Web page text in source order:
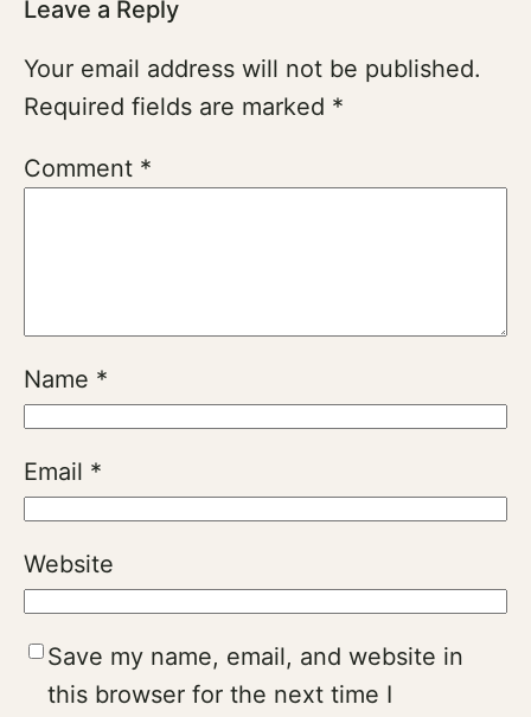
Leave a Reply
Your email address will not be published.
Required fields are marked *
Comment *
Name *
Email *
Website
Save my name, email, and website in
this browser for the next time I